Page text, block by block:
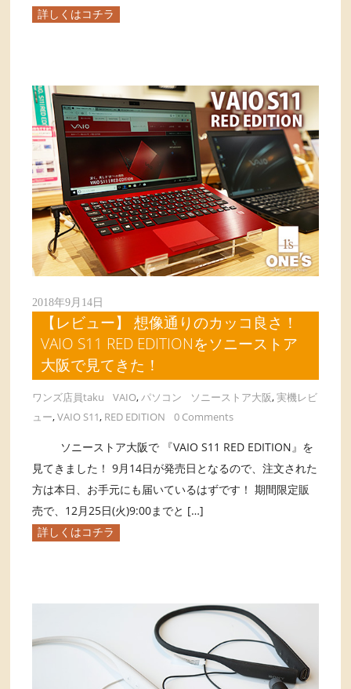
詳しくはコチラ
2018年9月14日
【レビュー】 想像通りのカッコ良さ！
VAIO S11 RED EDITIONをソニーストア
大阪で見てきた！
ワンズ店員taku VAIO,パソコン ソニーストア大阪,実機レビ
ュー,VAIO S11, RED EDITION 0 Comments
ソニーストア大阪で 『VAIO S11 RED EDITION』を
見てきました！ 9月14日が発売日となるので、注文された
方は本日、お手元にも届いているはずです！ 期間限定販
売で、12月25日(火)9:00までと […]
詳しくはコチラ